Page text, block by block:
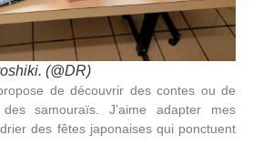
(@DR)
de découvrir des contes ou de
samouraïs. J’aime adapter mes
des fêtes japonaises qui ponctuent